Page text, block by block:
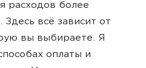
расходов более
всё зависит от
вы выбираете. Я
оплаты и